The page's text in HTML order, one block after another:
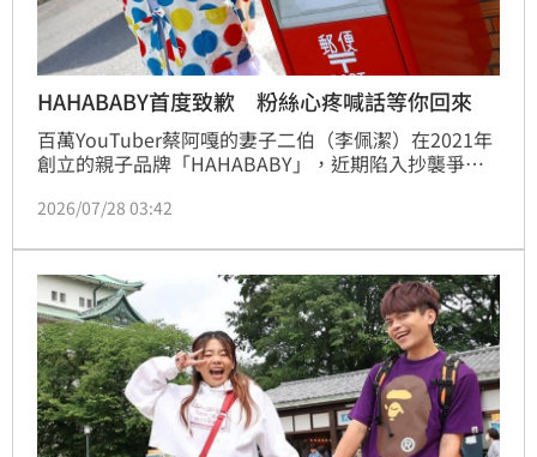
HAHABABY首度致歉 粉絲心疼喊話等你回來
百萬YouTuber蔡阿嘎的妻子二伯（李佩潔）在2021年
創立的親子品牌「HAHABABY」，近期陷入抄襲爭
示：「對於這次事件讓大家產生疑慮與不安，我們誠摯
自己，期待未來能以更好的樣貌與大家相見。林品妤
2026/07/28 03:42